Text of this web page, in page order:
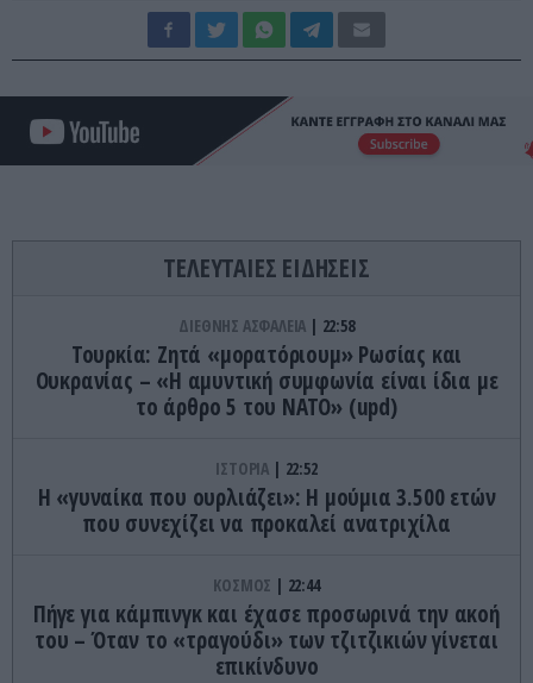
ΤΕΛΕΥΤΑΙΕΣ ΕΙΔΗΣΕΙΣ
ΔΙΕΘΝΗΣ ΑΣΦΑΛΕΙΑ 22:58
Τουρκία: Ζητά «μορατόριουμ» Ρωσίας και
Ουκρανίας – «Η αμυντική συμφωνία είναι ίδια με
το άρθρο 5 του ΝΑΤΟ» (upd)
ΙΣΤΟΡΙΑ 22:52
Η «γυναίκα που ουρλιάζει»: Η μούμια 3.500 ετών
που συνεχίζει να προκαλεί ανατριχίλα
ΚΟΣΜΟΣ 22:44
Πήγε για κάμπινγκ και έχασε προσωρινά την ακοή
του – Όταν το «τραγούδι» των τζιτζικιών γίνεται
επικίνδυνο